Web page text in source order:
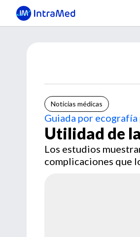
Noticias médicas
Guiada por
Utilidad de
Los estudios
complicaciones que